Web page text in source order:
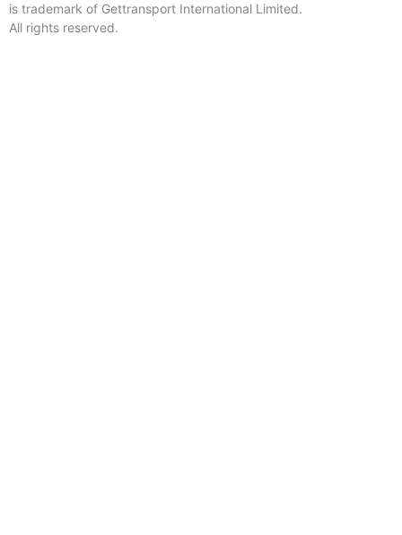
is trademark of Gettransport International Limited.
All rights reserved.